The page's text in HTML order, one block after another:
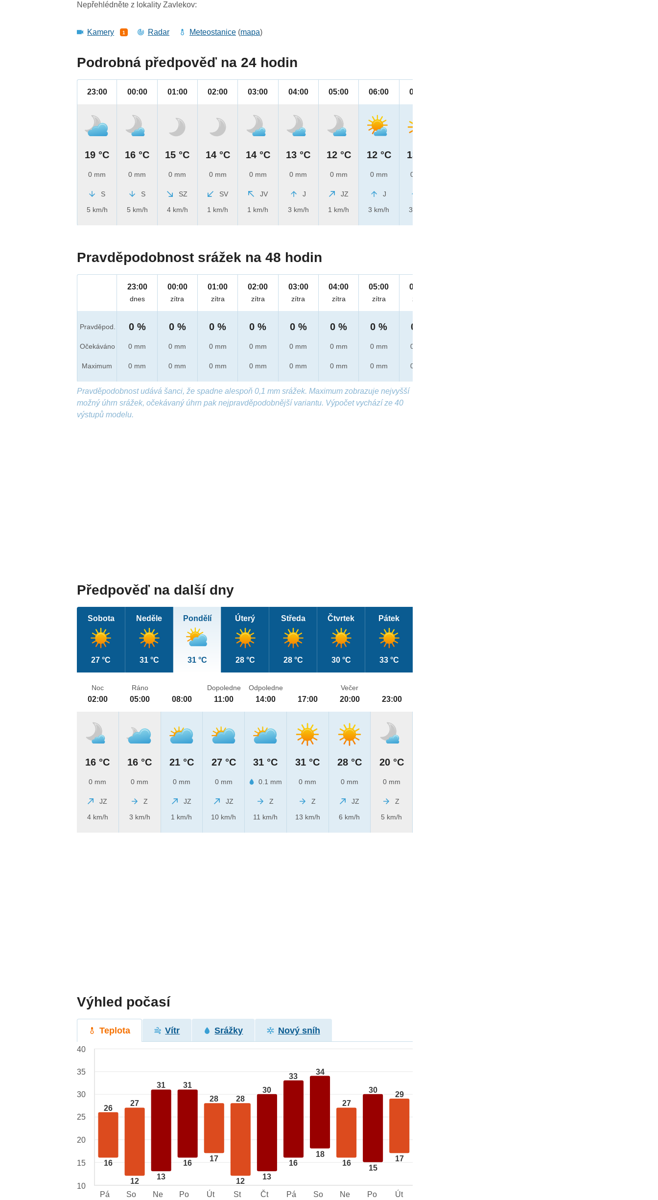
Nepřehlédněte z lokality Zavlekov:
Kamery 1 Radar Meteostanice (mapa)
Podrobná předpověď na 24 hodin
23:00
19 °C
0 mm
S
5 km/h
00:00
16 °C
0 mm
S
5 km/h
01:00
15 °C
0 mm
SZ
4 km/h
02:00
14 °C
0 mm
SV
1 km/h
03:00
14 °C
0 mm
JV
1 km/h
04:00
13 °C
0 mm
J
3 km/h
05:00
12 °C
0 mm
JZ
1 km/h
06:00
12 °C
0 mm
J
3 km/h
07:00
13 °C
0 mm
3 km/h
Pravděpodobnost srážek na 48 hodin
Pravděpod.
Očekáváno
Maximum
23:00
dnes
0 %
0 mm
0 mm
00:00
zítra
0 %
0 mm
0 mm
01:00
zítra
0 %
0 mm
0 mm
02:00
zítra
0 %
0 mm
0 mm
03:00
zítra
0 %
0 mm
0 mm
04:00
zítra
0 %
0 mm
0 mm
05:00
zítra
0 %
0 mm
0 mm
06:00
zítra
0 %
0 mm
0 mm
Pravděpodobnost udává šanci, že spadne alespoň 0,1 mm srážek. Maximum zobrazuje nejvyšší
možný úhrn srážek, očekávaný úhrn pak nejpravděpodobnější variantu. Výpočet vychází ze 40
výstupů modelu.
Předpověď na další dny
Sobota
27 °C
Neděle
31 °C
Pondělí
31 °C
Úterý
28 °C
Středa
28 °C
Čtvrtek
30 °C
Pátek
33 °C
Noc
02:00
16 °C
0 mm
JZ
4 km/h
Ráno
05:00
16 °C
0 mm
Z
3 km/h
08:00
21 °C
0 mm
JZ
1 km/h
Dopoledne
11:00
27 °C
0 mm
JZ
10 km/h
Odpoledne
14:00
31 °C
0.1 mm
Z
11 km/h
17:00
31 °C
0 mm
Z
13 km/h
Večer
20:00
28 °C
0 mm
JZ
6 km/h
23:00
20 °C
0 mm
Z
5 km/h
Výhled počasí
Teplota Vítr Srážky Nový sníh
26
16
27
12
31
13
31
16
28
17
28
12
30
13
33
16
34
18
27
16
30
15
29
17
40
35
30
25
20
15
10
Pá
So Ne Po Út St Čt Pá So Ne Po Út